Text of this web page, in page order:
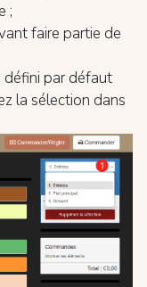
;
faire partie de
défini par défaut
la sélection dans